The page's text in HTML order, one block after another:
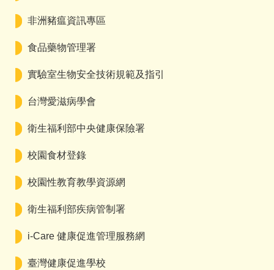
非洲豬瘟資訊專區
食品藥物管理署
實驗室生物安全技術規範及指引
台灣愛滋病學會
衛生福利部中央健康保險署
校園食材登錄
校園性教育教學資源網
衛生福利部疾病管制署
i-Care 健康促進管理服務網
臺灣健康促進學校